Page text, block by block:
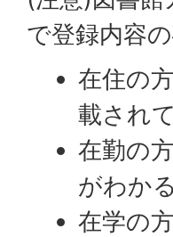
で登録内容
在住の
載され
在勤の
がわか
在学の